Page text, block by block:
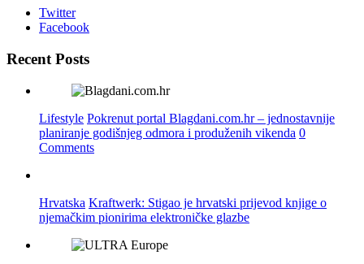
Twitter
Facebook
Recent Posts
Lifestyle Pokrenut portal Blagdani.com.hr – jednostavnije
planiranje godišnjeg odmora i produženih vikenda 0
Comments
Hrvatska Kraftwerk: Stigao je hrvatski prijevod knjige o
njemačkim pionirima elektroničke glazbe